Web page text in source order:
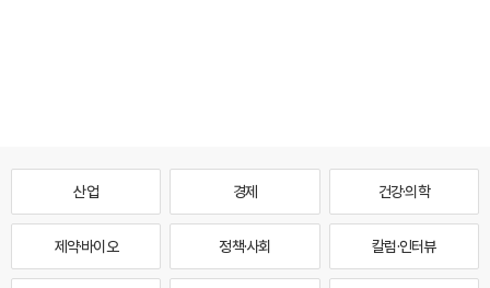
산업 경제 건강·의학
제약·바이오 정책·사회 칼럼·인터뷰